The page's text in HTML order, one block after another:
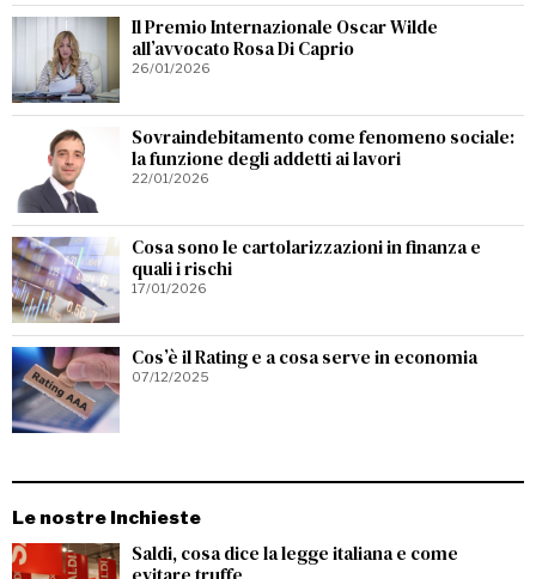
Il Premio Internazionale Oscar Wilde
all’avvocato Rosa Di Caprio
26/01/2026
Sovraindebitamento come fenomeno sociale:
la funzione degli addetti ai lavori
22/01/2026
Cosa sono le cartolarizzazioni in finanza e
quali i rischi
17/01/2026
Cos’è il Rating e a cosa serve in economia
07/12/2025
Le nostre Inchieste
Saldi, cosa dice la legge italiana e come